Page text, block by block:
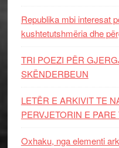
Republika mbi interesat
kushtetutshmëria dhe
TRI POEZI PËR
SKËNDERBEUN
LETËR E ARKIVIT TE
PERVJETORIN E
Oxhaku, nga elementi